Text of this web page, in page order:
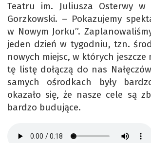
Teatru im. Juliusza Osterwy
Gorzkowski. – Pokazujemy
w Nowym Jorku”.
jeden dzień w tygodniu, tzn.
nowych miejsc, w których jeszcze
tę listę dołączą do nas
samych ośrodkach były
okazało się, że nasze cele są
bardzo budujące.